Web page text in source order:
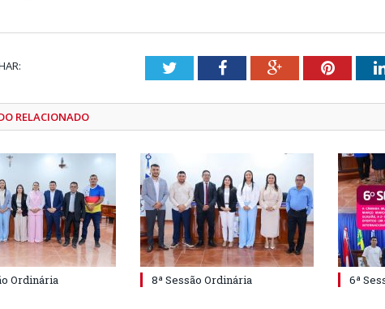
TwitterFacebookGoogle+
RELACIONADO
Ordinária 8ª Sessão Ordinária 6ª